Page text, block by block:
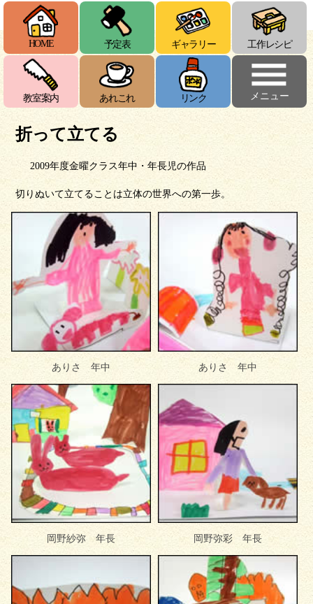
折って立てる
2009年度金曜クラス年中・年長児の作品
切りぬいて立てることは立体の世界への第一歩。
ありさ 年中 ありさ 年中
岡野紗弥 年長 岡野弥彩 年長
HOME 予定表 ギャラリー 工作レシピ
教室案内 あれこれ リンク メニュー